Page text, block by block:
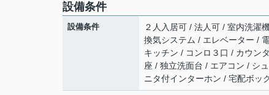
設備条件
設備条件
２人入居可 / 法人可 / 室内洗濯
換気システム / エレベーター /
キッチン / コンロ３口 / カウン
座 / 独立洗面台 / エアコン / シ
ニタ付インターホン / 宅配ボッ